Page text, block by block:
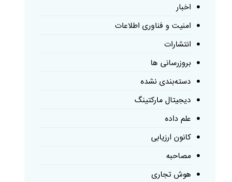
اخبار
امنیت و فناوری اطلاعات
انتشارات
بروزرسانی ها
دسته‌بندی نشده
دیجیتال مارکتینگ
علم داده
کانون ارزیابی
مصاحبه
هوش تجاری